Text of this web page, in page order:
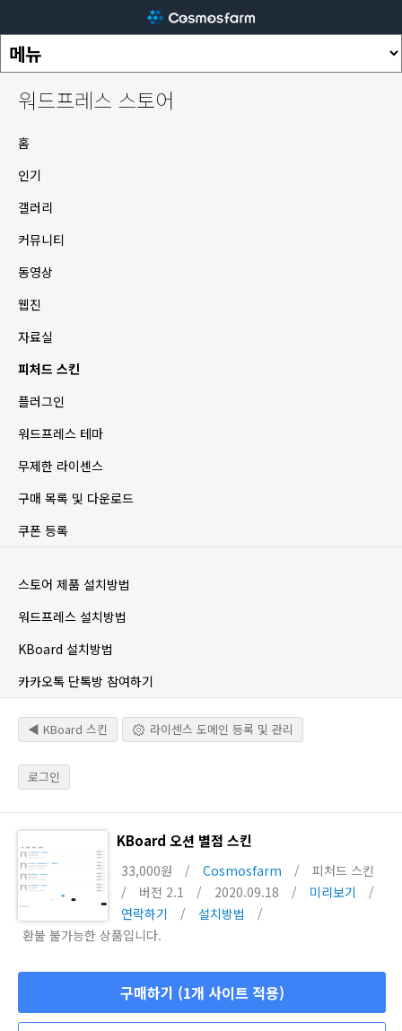
워드프레스 스토어
홈
인기
갤러리
커뮤니티
동영상
웹진
자료실
피처드 스킨
플러그인
워드프레스 테마
무제한 라이센스
구매 목록 및 다운로드
쿠폰 등록
스토어 제품 설치방법
워드프레스 설치방법
KBoard 설치방법
카카오톡 단톡방 참여하기
◀ KBoard 스킨 라이센스 도메인 등록 및 관리
로그인
KBoard 오션 별점 스킨
33,000원 / Cosmosfarm /
피처드 스킨
/
버전 2.1 / 2020.09.18 / 미리보기
/
연락하기
/ 설치방법
/
환불 불가능한 상품입니다.
구매하기 (1개 사이트 적용)